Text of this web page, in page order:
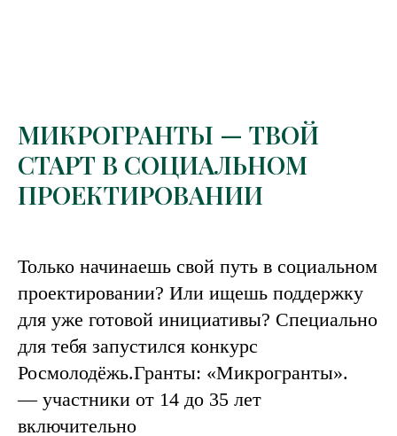
МИКРОГРАНТЫ — ТВОЙ
СТАРТ В СОЦИАЛЬНОМ
ПРОЕКТИРОВАНИИ
Только начинаешь свой путь в социальном
проектировании? Или ищешь поддержку
для уже готовой инициативы? Специально
для тебя запустился конкурс
Росмолодёжь.Гранты: «Микрогранты».
— участники от 14 до 35 лет
включительно